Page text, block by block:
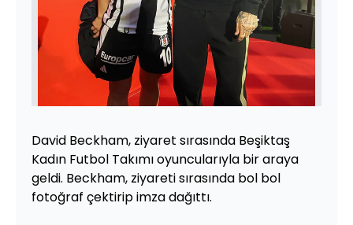
David Beckham, ziyaret sırasında Beşiktaş
Kadın Futbol Takımı oyuncularıyla bir araya
geldi. Beckham, ziyareti sırasında bol bol
fotoğraf çektirip imza dağıttı.